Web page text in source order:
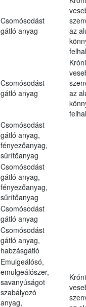
Csomósodást
gátló anyag
az
Csomósodást
gátló anyag
az
Csomósodást
gátló anyag,
fényezőanyag,
sűrítőanyag
Csomósodást
gátló anyag,
fényezőanyag,
sűrítőanyag
Csomósodást
gátló anyag
Csomósodást
gátló anyag,
habzásgátló
Emulgeálósó,
emulgeálószer,
savanyúságot
szabályozó
anyag,